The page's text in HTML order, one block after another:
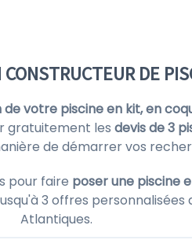
DE
votre piscine en kit, en
gratuitement les devis de 3
de démarrer vos
pour faire poser une piscine
3 offres
Atlantiques.